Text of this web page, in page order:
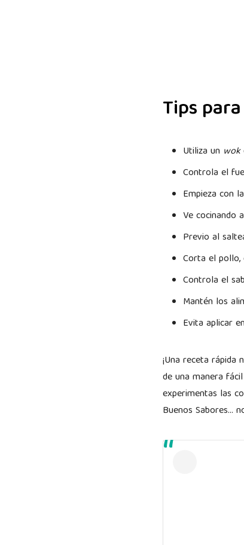
Tips
Utiliza un wok
Controla el
Empieza con
Ve cocinando
Previo al
Corta el pollo,
Controla el
Mantén los
Evita aplicar
¡Una receta
de una manera
experimentas las
Buenos Sabores…